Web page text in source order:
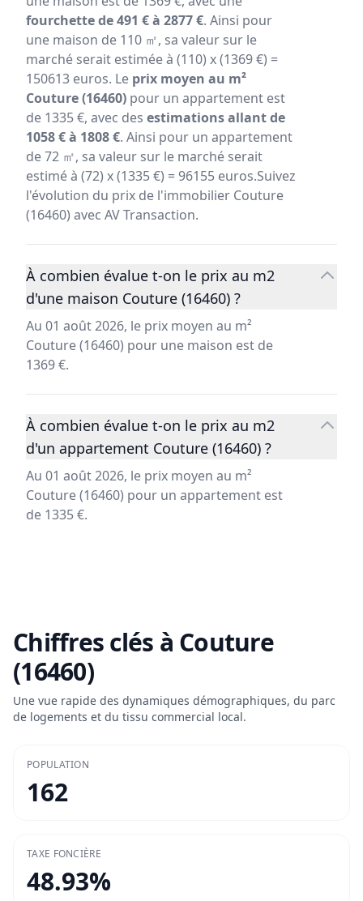
fourchette de 491 € à 2877 €. Ainsi pour
une maison de 110 ㎡, sa valeur sur le
marché serait estimée à (110) x (1369 €) =
150613 euros. Le prix moyen au m²
Couture (16460) pour un appartement est
de 1335 €, avec des estimations allant de
1058 € à 1808 €. Ainsi pour un appartement
de 72 ㎡, sa valeur sur le marché serait
estimé à (72) x (1335 €) = 96155 euros.Suivez
l'évolution du prix de l'immobilier Couture
(16460) avec AV Transaction.
À combien évalue t-on le prix au m2
d'une maison Couture (16460) ?
Au 01 août 2026, le prix moyen au m²
Couture (16460) pour une maison est de
1369 €.
À combien évalue t-on le prix au m2
d'un appartement Couture (16460) ?
Au 01 août 2026, le prix moyen au m²
Couture (16460) pour un appartement est
de 1335 €.
Chiffres clés à Couture
(16460)
Une vue rapide des dynamiques démographiques, du parc
de logements et du tissu commercial local.
POPULATION
162
TAXE FONCIÈRE
48.93%